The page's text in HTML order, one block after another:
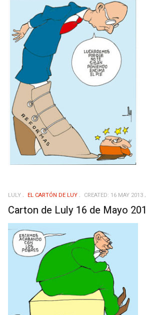
LULY EL CARTÓN DE LUY CREATED: 16 MAY 2013
Carton de Luly 16 de Mayo